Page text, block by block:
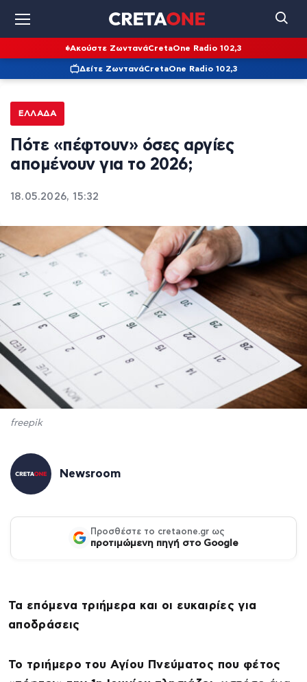
Ακούστε ΖωντανάCretaOne Radio 102,3
Δείτε ΖωντανάCretaOne Radio 102,3
ΕΛΛΆΔΑ
Πότε «πέφτουν» όσες αργίες
απομένουν για το 2026;
18.05.2026, 15:32
freepik
Newsroom
Προσθέστε το cretaone.gr ως
προτιμώμενη πηγή στο Google
Τα επόμενα τριήμερα και οι ευκαιρίες για
αποδράσεις
Το τριήμερο του Αγίου Πνεύματος που φέτος